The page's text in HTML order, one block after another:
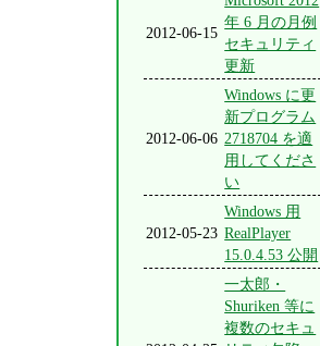
2012-06-15
年 6 月の月例
セキュリティ
更新
2012-06-06
Windows に更
新プログラム
2718704 を適
用してくださ
い
2012-05-23
Windows 用
RealPlayer
15.0.4.53 公開
一太郎・
Shuriken 等に
複数のセキュ